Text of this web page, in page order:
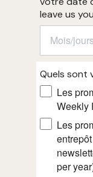
leave us
Quels sont
Les
Weekly
Les
per